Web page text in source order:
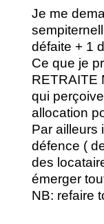
Je me
défaite + 1
Ce que je
RETRAITE
qui
allocation
Par ailleurs
défence (
des
émerger
NB: refaire